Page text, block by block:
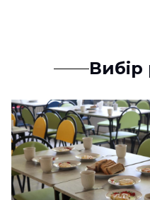
Вибір